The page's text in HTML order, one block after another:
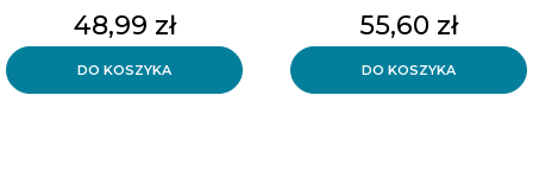
używania lub etykietą.
Paski testowe, do Glukometra
Chek Instant, ilość: 50szt
Cena
48,99 zł
DO KOSZYKA
używania lub etykietą.
Glukometr Accu-Chek Instant
w nowej odsłonie !!
Cena
55,60 zł
DO KOSZYKA